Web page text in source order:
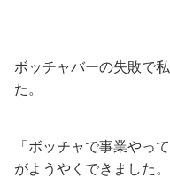
ボッチャバーの失敗で
た。
「ボッチャで事業やっ
がようやくできました。